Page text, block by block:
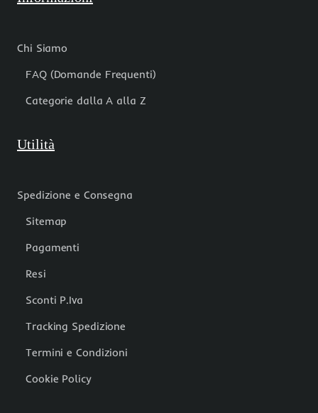
Chi Siamo
FAQ (Domande Frequenti)
Categorie dalla A alla Z
Utilità
Spedizione e Consegna
Sitemap
Pagamenti
Resi
Sconti P.Iva
Tracking Spedizione
Termini e Condizioni
Cookie Policy